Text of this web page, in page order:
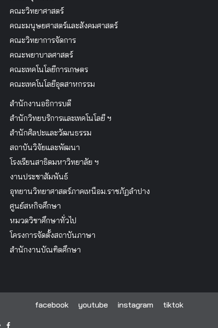
คณะวิทยาศาสตร์
คณะมนุษยศาสตร์และสังคมศาสตร์
คณะวิทยาการจัดการ
คณะพยาบาลศาสตร์
คณะเทคโนโลยีการเกษตร
คณะเทคโนโลยีอุตสาหกรรม
สำนักงานอธิการบดี
สำนักวิทยบริการและเทคโนโลยี ฯ
สำนักศิลปะและวัฒนธรรม
สถาบันวิจัยและพัฒนา
โรงเรียนสาธิตมหาวิทยาลัย ฯ
งานประชาสัมพันธ์
อุทยานวิทยาศาสตร์ภาคเหนือม.ราชภัฏลำปาง
ศูนย์สหกิจศึกษา
หมวดวิชาศึกษาทั่วไป
โครงการจัดตั้งสถาบันภาษา
สำนักงานบัณฑิตศึกษา
facebook youtube instagram tiktok
facebook